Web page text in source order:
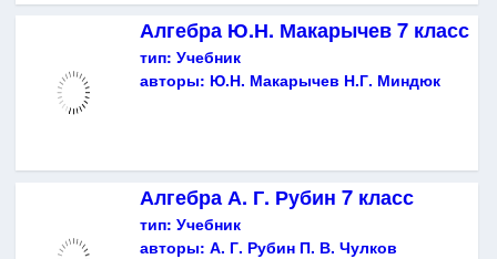
Алгебра Ю.Н. Макарычев 7 класс
тип: Учебник
авторы: Ю.Н. Макарычев Н.Г. Миндюк
Алгебра А. Г. Рубин 7 класс
тип: Учебник
авторы: А. Г. Рубин П. В. Чулков